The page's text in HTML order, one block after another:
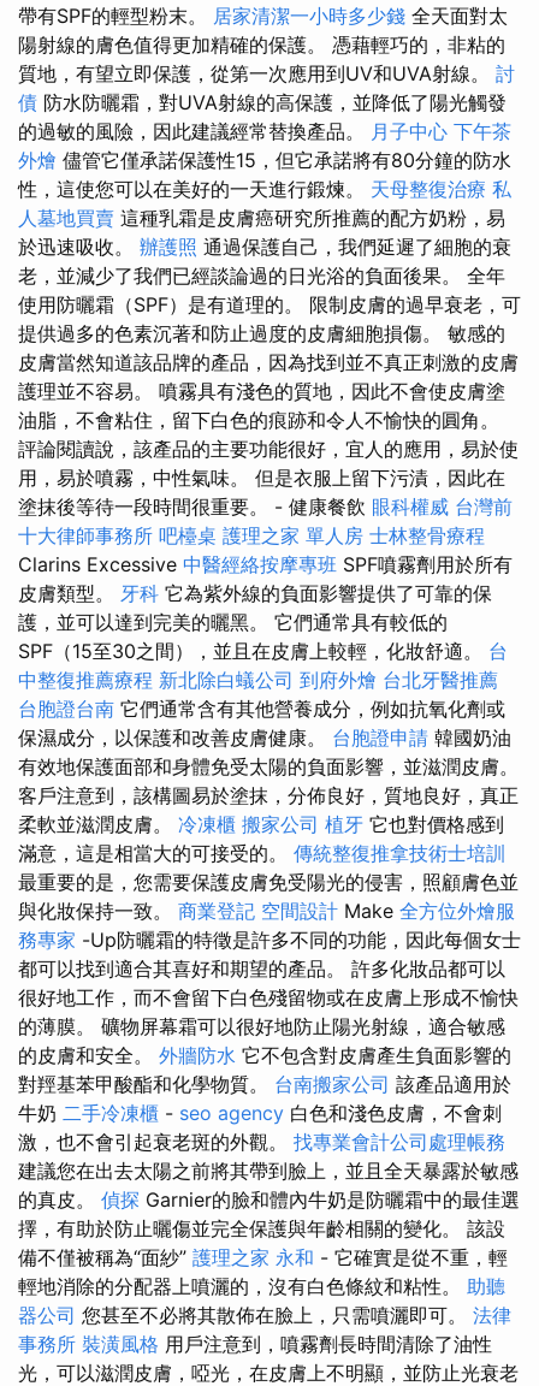
帶有SPF的輕型粉末。 居家清潔一小時多少錢 全天面對太
陽射線的膚色值得更加精確的保護。 憑藉輕巧的，非粘的
質地，有望立即保護，從第一次應用到UV和UVA射線。 討
債 防水防曬霜，對UVA射線的高保護，並降低了陽光觸發
的過敏的風險，因此建議經常替換產品。 月子中心 下午茶
外燴 儘管它僅承諾保護性15，但它承諾將有80分鐘的防水
性，這使您可以在美好的一天進行鍛煉。 天母整復治療 私
人墓地買賣 這種乳霜是皮膚癌研究所推薦的配方奶粉，易
於迅速吸收。 辦護照 通過保護自己，我們延遲了細胞的衰
老，並減少了我們已經談論過的日光浴的負面後果。 全年
使用防曬霜（SPF）是有道理的。 限制皮膚的過早衰老，可
提供過多的色素沉著和防止過度的皮膚細胞損傷。 敏感的
皮膚當然知道該品牌的產品，因為找到並不真正刺激的皮膚
護理並不容易。 噴霧具有淺色的質地，因此不會使皮膚塗
油脂，不會粘住，留下白色的痕跡和令人不愉快的圓角。
評論閱讀說，該產品的主要功能很好，宜人的應用，易於使
用，易於噴霧，中性氣味。 但是衣服上留下污漬，因此在
塗抹後等待一段時間很重要。 - 健康餐飲 眼科權威 台灣前
十大律師事務所 吧檯桌 護理之家 單人房 士林整骨療程
Clarins Excessive 中醫經絡按摩專班 SPF噴霧劑用於所有
皮膚類型。 牙科 它為紫外線的負面影響提供了可靠的保
護，並可以達到完美的曬黑。 它們通常具有較低的
SPF（15至30之間），並且在皮膚上較輕，化妝舒適。 台
中整復推薦療程 新北除白蟻公司 到府外燴 台北牙醫推薦
台胞證台南 它們通常含有其他營養成分，例如抗氧化劑或
保濕成分，以保護和改善皮膚健康。 台胞證申請 韓國奶油
有效地保護面部和身體免受太陽的負面影響，並滋潤皮膚。
客戶注意到，該構圖易於塗抹，分佈良好，質地良好，真正
柔軟並滋潤皮膚。 冷凍櫃 搬家公司 植牙 它也對價格感到
滿意，這是相當大的可接受的。 傳統整復推拿技術士培訓
最重要的是，您需要保護皮膚免受陽光的侵害，照顧膚色並
與化妝保持一致。 商業登記 空間設計 Make 全方位外燴服
務專家 -Up防曬霜的特徵是許多不同的功能，因此每個女士
都可以找到適合其喜好和期望的產品。 許多化妝品都可以
很好地工作，而不會留下白色殘留物或在皮膚上形成不愉快
的薄膜。 礦物屏幕霜可以很好地防止陽光射線，適合敏感
的皮膚和安全。 外牆防水 它不包含對皮膚產生負面影響的
對羥基苯甲酸酯和化學物質。 台南搬家公司 該產品適用於
牛奶 二手冷凍櫃 - seo agency 白色和淺色皮膚，不會刺
激，也不會引起衰老斑的外觀。 找專業會計公司處理帳務
建議您在出去太陽之前將其帶到臉上，並且全天暴露於敏感
的真皮。 偵探 Garnier的臉和體內牛奶是防曬霜中的最佳選
擇，有助於防止曬傷並完全保護與年齡相關的變化。 該設
備不僅被稱為“面紗” 護理之家 永和 - 它確實是從不重，輕
輕地消除的分配器上噴灑的，沒有白色條紋和粘性。 助聽
器公司 您甚至不必將其散佈在臉上，只需噴灑即可。 法律
事務所 裝潢風格 用戶注意到，噴霧劑長時間清除了油性
光，可以滋潤皮膚，啞光，在皮膚上不明顯，並防止光衰老